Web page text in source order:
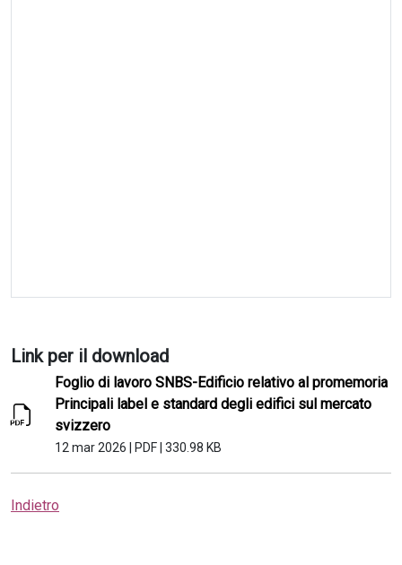
Link per il download
Foglio di lavoro SNBS-Edificio relativo al promemoria
Principali label e standard degli edifici sul mercato
svizzero
12 mar 2026 PDF 330.98 KB
Indietro